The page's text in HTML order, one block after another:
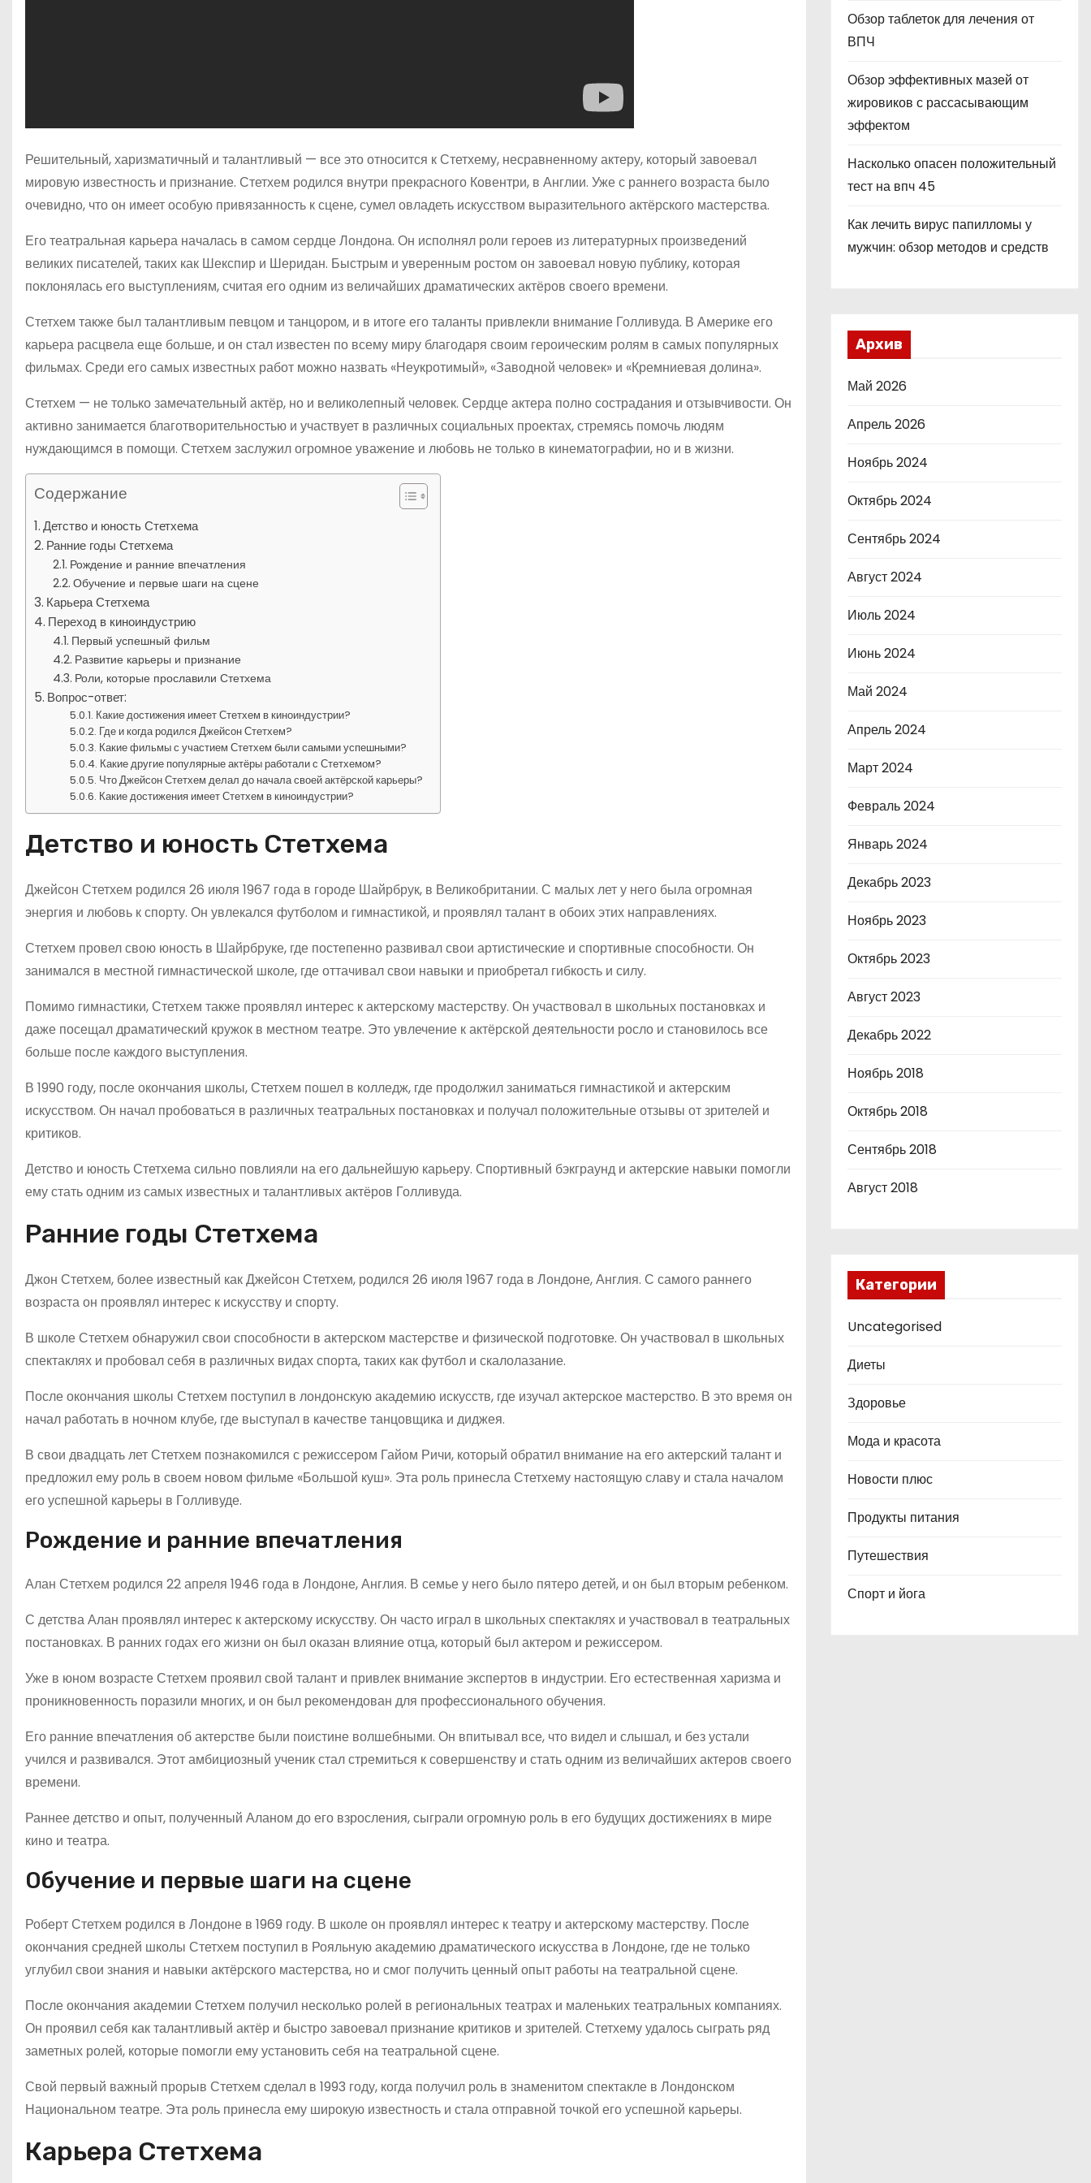
Решительный, харизматичный и талантливый — все это относится к Стетхему, несравненному актеру, который завоевал
мировую известность и признание. Стетхем родился внутри прекрасного Ковентри, в Англии. Уже с раннего возраста было
очевидно, что он имеет особую привязанность к сцене, сумел овладеть искусством выразительного актёрского мастерства.
Его театральная карьера началась в самом сердце Лондона. Он исполнял роли героев из литературных произведений
великих писателей, таких как Шекспир и Шеридан. Быстрым и уверенным ростом он завоевал новую публику, которая
поклонялась его выступлениям, считая его одним из величайших драматических актёров своего времени.
Стетхем также был талантливым певцом и танцором, и в итоге его таланты привлекли внимание Голливуда. В Америке его
карьера расцвела еще больше, и он стал известен по всему миру благодаря своим героическим ролям в самых популярных
фильмах. Среди его самых известных работ можно назвать «Неукротимый», «Заводной человек» и «Кремниевая долина».
Стетхем — не только замечательный актёр, но и великолепный человек. Сердце актера полно сострадания и отзывчивости. Он
активно занимается благотворительностью и участвует в различных социальных проектах, стремясь помочь людям
нуждающимся в помощи. Стетхем заслужил огромное уважение и любовь не только в кинематографии, но и в жизни.
Содержание
Детство и юность Стетхема
Ранние годы Стетхема
Рождение и ранние впечатления
Обучение и первые шаги на сцене
Карьера Стетхема
Переход в киноиндустрию
Первый успешный фильм
Развитие карьеры и признание
Роли, которые прославили Стетхема
Вопрос-ответ:
Какие достижения имеет Стетхем в киноиндустрии?
Где и когда родился Джейсон Стетхем?
Какие фильмы с участием Стетхем были самыми успешными?
Какие другие популярные актёры работали с Стетхемом?
Что Джейсон Стетхем делал до начала своей актёрской карьеры?
Какие достижения имеет Стетхем в киноиндустрии?
Детство и юность Стетхема
Джейсон Стетхем родился 26 июля 1967 года в городе Шайрбрук, в Великобритании. С малых лет у него была огромная
энергия и любовь к спорту. Он увлекался футболом и гимнастикой, и проявлял талант в обоих этих направлениях.
Стетхем провел свою юность в Шайрбруке, где постепенно развивал свои артистические и спортивные способности. Он
занимался в местной гимнастической школе, где оттачивал свои навыки и приобретал гибкость и силу.
Помимо гимнастики, Стетхем также проявлял интерес к актерскому мастерству. Он участвовал в школьных постановках и
даже посещал драматический кружок в местном театре. Это увлечение к актёрской деятельности росло и становилось все
больше после каждого выступления.
В 1990 году, после окончания школы, Стетхем пошел в колледж, где продолжил заниматься гимнастикой и актерским
искусством. Он начал пробоваться в различных театральных постановках и получал положительные отзывы от зрителей и
критиков.
Детство и юность Стетхема сильно повлияли на его дальнейшую карьеру. Спортивный бэкграунд и актерские навыки помогли
ему стать одним из самых известных и талантливых актёров Голливуда.
Ранние годы Стетхема
Джон Стетхем, более известный как Джейсон Стетхем, родился 26 июля 1967 года в Лондоне, Англия. С самого раннего
возраста он проявлял интерес к искусству и спорту.
В школе Стетхем обнаружил свои способности в актерском мастерстве и физической подготовке. Он участвовал в школьных
спектаклях и пробовал себя в различных видах спорта, таких как футбол и скалолазание.
После окончания школы Стетхем поступил в лондонскую академию искусств, где изучал актерское мастерство. В это время он
начал работать в ночном клубе, где выступал в качестве танцовщика и диджея.
В свои двадцать лет Стетхем познакомился с режиссером Гайом Ричи, который обратил внимание на его актерский талант и
предложил ему роль в своем новом фильме «Большой куш». Эта роль принесла Стетхему настоящую славу и стала началом
его успешной карьеры в Голливуде.
Рождение и ранние впечатления
Алан Стетхем родился 22 апреля 1946 года в Лондоне, Англия. В семье у него было пятеро детей, и он был вторым ребенком.
С детства Алан проявлял интерес к актерскому искусству. Он часто играл в школьных спектаклях и участвовал в театральных
постановках. В ранних годах его жизни он был оказан влияние отца, который был актером и режиссером.
Уже в юном возрасте Стетхем проявил свой талант и привлек внимание экспертов в индустрии. Его естественная харизма и
проникновенность поразили многих, и он был рекомендован для профессионального обучения.
Его ранние впечатления об актерстве были поистине волшебными. Он впитывал все, что видел и слышал, и без устали
учился и развивался. Этот амбициозный ученик стал стремиться к совершенству и стать одним из величайших актеров своего
времени.
Раннее детство и опыт, полученный Аланом до его взросления, сыграли огромную роль в его будущих достижениях в мире
кино и театра.
Обучение и первые шаги на сцене
Роберт Стетхем родился в Лондоне в 1969 году. В школе он проявлял интерес к театру и актерскому мастерству. После
окончания средней школы Стетхем поступил в Рояльную академию драматического искусства в Лондоне, где не только
углубил свои знания и навыки актёрского мастерства, но и смог получить ценный опыт работы на театральной сцене.
После окончания академии Стетхем получил несколько ролей в региональных театрах и маленьких театральных компаниях.
Он проявил себя как талантливый актёр и быстро завоевал признание критиков и зрителей. Стетхему удалось сыграть ряд
заметных ролей, которые помогли ему установить себя на театральной сцене.
Свой первый важный прорыв Стетхем сделал в 1993 году, когда получил роль в знаменитом спектакле в Лондонском
Национальном театре. Эта роль принесла ему широкую известность и стала отправной точкой его успешной карьеры.
Карьера Стетхема
Обзор таблеток для лечения от
ВПЧ
Обзор эффективных мазей от
жировиков с рассасывающим
эффектом
Насколько опасен положительный
тест на впч 45
Как лечить вирус папилломы у
мужчин: обзор методов и средств
Архив
Май 2026
Апрель 2026
Ноябрь 2024
Октябрь 2024
Сентябрь 2024
Август 2024
Июль 2024
Июнь 2024
Май 2024
Апрель 2024
Март 2024
Февраль 2024
Январь 2024
Декабрь 2023
Ноябрь 2023
Октябрь 2023
Август 2023
Декабрь 2022
Ноябрь 2018
Октябрь 2018
Сентябрь 2018
Август 2018
Категории
Uncategorised
Диеты
Здоровье
Мода и красота
Новости плюс
Продукты питания
Путешествия
Спорт и йога